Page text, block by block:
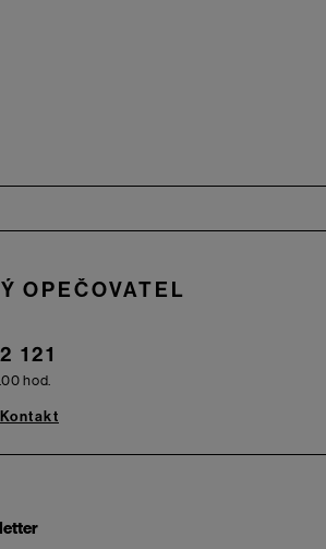
OPEČOVATEL
121
hod.
Kontakt